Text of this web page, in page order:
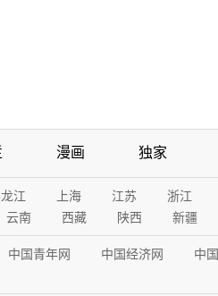
漫画 独家
江 上海 江苏 浙江
云南 西藏 陕西 新疆
中国青年网 中国经济网 中